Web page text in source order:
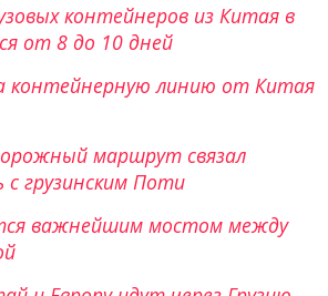
контейнеров из Китая в
от 8 до 10 дней
контейнерную линию от Китая
маршрут связал
с грузинским Поти
важнейшим мостом между